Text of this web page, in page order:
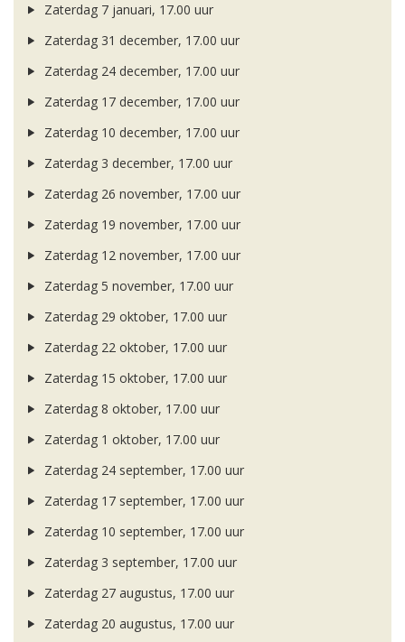
Zaterdag 7 januari, 17.00 uur
Zaterdag 31 december, 17.00 uur
Zaterdag 24 december, 17.00 uur
Zaterdag 17 december, 17.00 uur
Zaterdag 10 december, 17.00 uur
Zaterdag 3 december, 17.00 uur
Zaterdag 26 november, 17.00 uur
Zaterdag 19 november, 17.00 uur
Zaterdag 12 november, 17.00 uur
Zaterdag 5 november, 17.00 uur
Zaterdag 29 oktober, 17.00 uur
Zaterdag 22 oktober, 17.00 uur
Zaterdag 15 oktober, 17.00 uur
Zaterdag 8 oktober, 17.00 uur
Zaterdag 1 oktober, 17.00 uur
Zaterdag 24 september, 17.00 uur
Zaterdag 17 september, 17.00 uur
Zaterdag 10 september, 17.00 uur
Zaterdag 3 september, 17.00 uur
Zaterdag 27 augustus, 17.00 uur
Zaterdag 20 augustus, 17.00 uur